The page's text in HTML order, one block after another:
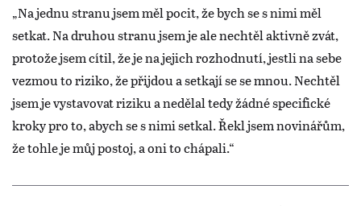
„Na jednu stranu jsem měl pocit, že bych se s nimi měl
setkat. Na druhou stranu jsem je ale nechtěl aktivně zvát,
protože jsem cítil, že je na jejich rozhodnutí, jestli na sebe
vezmou to riziko, že přijdou a setkají se se mnou. Nechtěl
jsem je vystavovat riziku a nedělal tedy žádné specifické
kroky pro to, abych se s nimi setkal. Řekl jsem novinářům,
že tohle je můj postoj, a oni to chápali.“